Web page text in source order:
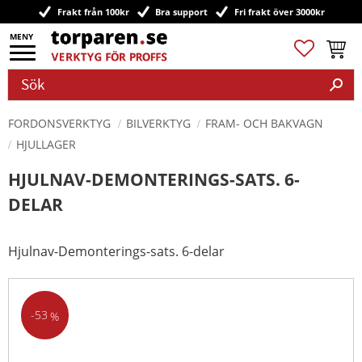
Meny
Frakt från 100kr Bra support Fri frakt över 3000kr
Favoriter
FORDONSVERKTYG BILVERKTYG
FRAM- OCH BAKVAGN
HJULLAGER
HJULNAV-DEMONTERINGS-SATS. 6-
DELAR
Hjulnav-Demonterings-sats. 6-delar
53 %